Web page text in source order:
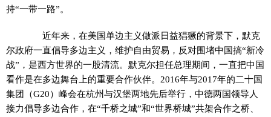
持“一带一路”。
近年来，在美国单边主义做派日益猖獗的背景下，默克
尔政府一直倡导多边主义，维护自由贸易，反对围堵中国搞“新冷
战”，是西方世界的一股清流。默克尔担任总理期间，一直把中国
看作是在多边舞台上的重要合作伙伴。2016年与2017年的二十国
集团（G20）峰会在杭州与汉堡两地先后举行，中德两国领导人
接力倡导多边合作，在“千桥之城”和“世界桥城”共架合作之桥、